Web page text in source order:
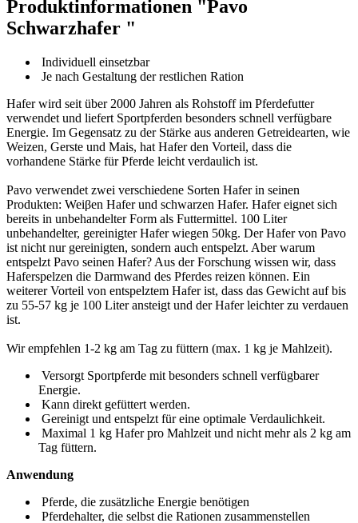
Produktinformationen "Pavo
Schwarzhafer "
Individuell einsetzbar
Je nach Gestaltung der restlichen Ration
Hafer wird seit über 2000 Jahren als Rohstoff im Pferdefutter
verwendet und liefert Sportpferden besonders schnell verfügbare
Energie. Im Gegensatz zu der Stärke aus anderen Getreidearten, wie
Weizen, Gerste und Mais, hat Hafer den Vorteil, dass die
vorhandene Stärke für Pferde leicht verdaulich ist.
Pavo verwendet zwei verschiedene Sorten Hafer in seinen
Produkten: Weiβen Hafer und schwarzen Hafer. Hafer eignet sich
bereits in unbehandelter Form als Futtermittel. 100 Liter
unbehandelter, gereinigter Hafer wiegen 50kg. Der Hafer von Pavo
ist nicht nur gereinigten, sondern auch entspelzt. Aber warum
entspelzt Pavo seinen Hafer? Aus der Forschung wissen wir, dass
Haferspelzen die Darmwand des Pferdes reizen können. Ein
weiterer Vorteil von entspelztem Hafer ist, dass das Gewicht auf bis
zu 55-57 kg je 100 Liter ansteigt und der Hafer leichter zu verdauen
ist.
Wir empfehlen 1-2 kg am Tag zu füttern (max. 1 kg je Mahlzeit).
Versorgt Sportpferde mit besonders schnell verfügbarer
Energie.
Kann direkt gefüttert werden.
Gereinigt und entspelzt für eine optimale Verdaulichkeit.
Maximal 1 kg Hafer pro Mahlzeit und nicht mehr als 2 kg am
Tag füttern.
Anwendung
Pferde, die zusätzliche Energie benötigen
Pferdehalter, die selbst die Rationen zusammenstellen